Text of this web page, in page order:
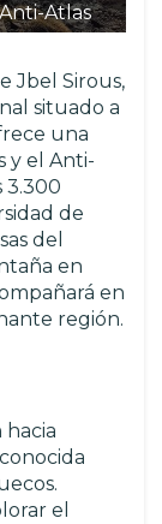
Atlas
Jbel Sirous,
situado a
una
y el Anti-
3.300
de
del
en
en
región.
hacia
el